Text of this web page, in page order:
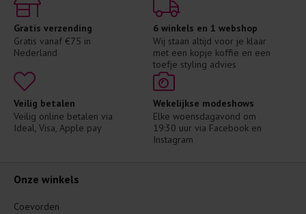
Gratis verzending
Gratis vanaf €75 in
Nederland
6 winkels en 1 webshop
Wij staan altijd voor je klaar
met een kopje koffie en een
toefje styling advies
Veilig betalen
Veilig online betalen via
Ideal, Visa, Apple pay
Wekelijkse modeshows
Elke woensdagavond om
19:30 uur via Facebook en
Instagram
Onze winkels
Coevorden